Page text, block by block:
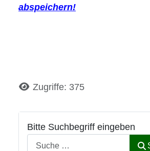
Bitte Suchbegriff eingeben
abspeichern!
DetailsZugriffe: 375